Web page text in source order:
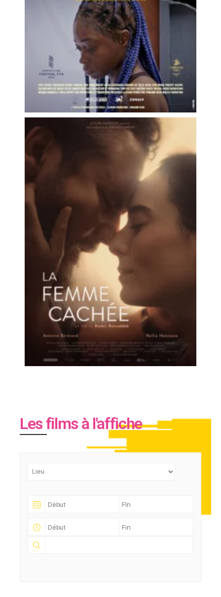
Les films à l'affiche